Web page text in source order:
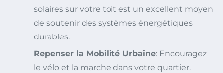
solaires sur votre toit est un excellent moyen
de soutenir des systèmes énergétiques
durables.
Repenser la Mobilité Urbaine: Encouragez
le vélo et la marche dans votre quartier.